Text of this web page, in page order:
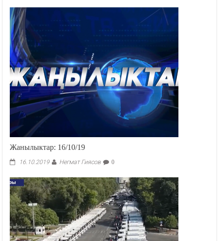
Жанылыктар: 16/10/19
16.10.2019 Негмат Гиясов 0